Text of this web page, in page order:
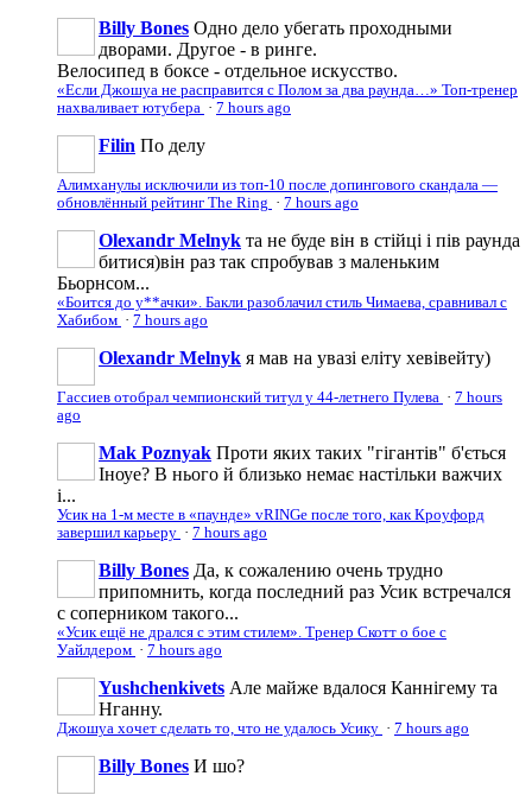
Billy Bones Одно дело убегать проходными
дворами. Другое - в ринге.
Велосипед в боксе - отдельное искусство.
«Если Джошуа не расправится с Полом за два раунда…» Топ-тренер
нахваливает ютубера · 7 hours ago
Filin По делу
Алимханулы исключили из топ-10 после допингового скандала —
обновлённый рейтинг The Ring · 7 hours ago
Olexandr Melnyk та не буде він в стійці і пів раунда
битися)він раз так спробував з маленьким
Бьорнсом...
«Боится до у**ачки». Бакли разоблачил стиль Чимаева, сравнивал с
Хабибом · 7 hours ago
Olexandr Melnyk я мав на увазі еліту хевівейту)
Гассиев отобрал чемпионский титул у 44-летнего Пулева · 7 hours
ago
Mak Poznyak Проти яких таких "гігантів" б'ється
Іноуе? В нього й близько немає настільки важчих
і...
Усик на 1-м месте в «паунде» vRINGe после того, как Кроуфорд
завершил карьеру · 7 hours ago
Billy Bones Да, к сожалению очень трудно
припомнить, когда последний раз Усик встречался
с соперником такого...
«Усик ещё не дрался с этим стилем». Тренер Скотт о бое с
Уайлдером · 7 hours ago
Yushchenkivets Але майже вдалося Каннігему та
Нганну.
Джошуа хочет сделать то, что не удалось Усику · 7 hours ago
Billy Bones И шо?